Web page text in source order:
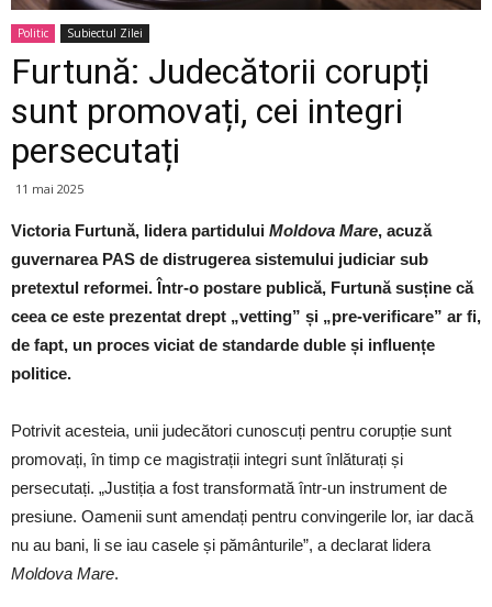
Politic Subiectul Zilei
Furtună: Judecătorii corupți
sunt promovați, cei integri
persecutați
11 mai 2025
Victoria Furtună, lidera partidului Moldova Mare, acuză
guvernarea PAS de distrugerea sistemului judiciar sub
pretextul reformei. Într-o postare publică, Furtună susține că
ceea ce este prezentat drept „vetting” și „pre-verificare” ar fi,
de fapt, un proces viciat de standarde duble și influențe
politice.
Potrivit acesteia, unii judecători cunoscuți pentru corupție sunt
promovați, în timp ce magistrații integri sunt înlăturați și
persecutați. „Justiția a fost transformată într-un instrument de
presiune. Oamenii sunt amendați pentru convingerile lor, iar dacă
nu au bani, li se iau casele și pământurile”, a declarat lidera
Moldova Mare.